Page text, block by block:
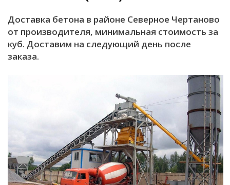
Доставка бетона в районе Северное Чертаново
от производителя, минимальная стоимость за
куб. Доставим на следующий день после
заказа.